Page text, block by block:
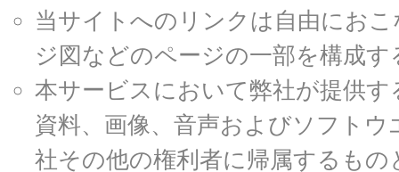
当サイトへのリンクは自由にお
ジ図などのページの一部を構成
本サービスにおいて弊社が提供
資料、画像、音声およびソフト
社その他の権利者に帰属するも